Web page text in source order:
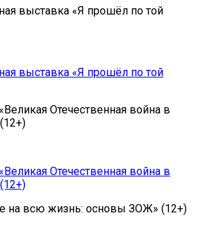
выставка «Я прошёл по той
выставка «Я прошёл по той
Отечественная война в
Отечественная война в
на всю жизнь: основы ЗОЖ» (12+)